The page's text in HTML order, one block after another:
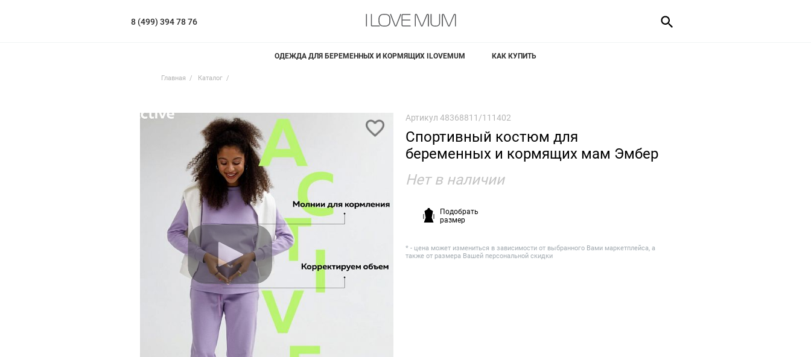
8 (499) 394 78 76
ОДЕЖДА ДЛЯ БЕРЕМЕННЫХ И КОРМЯЩИХ ILOVEMUM КАК КУПИТЬ
Главная Каталог
Артикул 48368811/111402
Спортивный костюм для
беременных и кормящих мам Эмбер
Нет в наличии
Подобрать
размер
* - цена может измениться в зависимости от выбранного Вами маркетплейса, а
также от размера Вашей персональной скидки